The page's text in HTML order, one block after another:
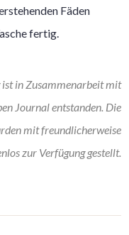
Fäden
fertig.
ist in Zusammenarbeit mit
Journal entstanden. Die
mit freundlicherweise
zur Verfügung gestellt.